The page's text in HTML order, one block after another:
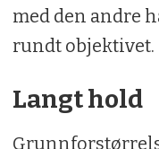
med den andre
rundt objektivet.
Langt hold